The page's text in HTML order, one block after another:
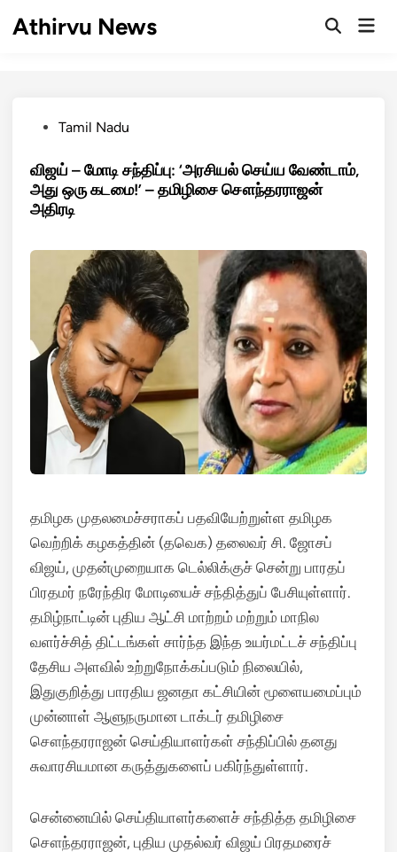
Athirvu News
OpenMain
PostedTamil Nadu
விஜய் – மோடி சந்திப்பு: ‘அரசியல் செய்ய வேண்டாம்,
அது ஒரு கடமை!’ – தமிழிசை சௌந்தரராஜன்
அதிரடி
தமிழக முதலமைச்சராகப் பதவியேற்றுள்ள தமிழக
வெற்றிக் கழகத்தின் (தவெக) தலைவர் சி. ஜோசப்
விஜய், முதன்முறையாக டெல்லிக்குச் சென்று பாரதப்
பிரதமர் நரேந்திர மோடியைச் சந்தித்துப் பேசியுள்ளார்.
தமிழ்நாட்டின் புதிய ஆட்சி மாற்றம் மற்றும் மாநில
வளர்ச்சித் திட்டங்கள் சார்ந்த இந்த உயர்மட்டச் சந்திப்பு
தேசிய அளவில் உற்றுநோக்கப்படும் நிலையில்,
இதுகுறித்து பாரதிய ஜனதா கட்சியின் மூளையமைப்பும்
முன்னாள் ஆளுநருமான டாக்டர் தமிழிசை
சௌந்தரராஜன் செய்தியாளர்கள் சந்திப்பில் தனது
சுவாரசியமான கருத்துகளைப் பகிர்ந்துள்ளார்.
சென்னையில் செய்தியாளர்களைச் சந்தித்த தமிழிசை
சௌந்தரராஜன், புதிய முதல்வர் விஜய் பிரதமரைச்